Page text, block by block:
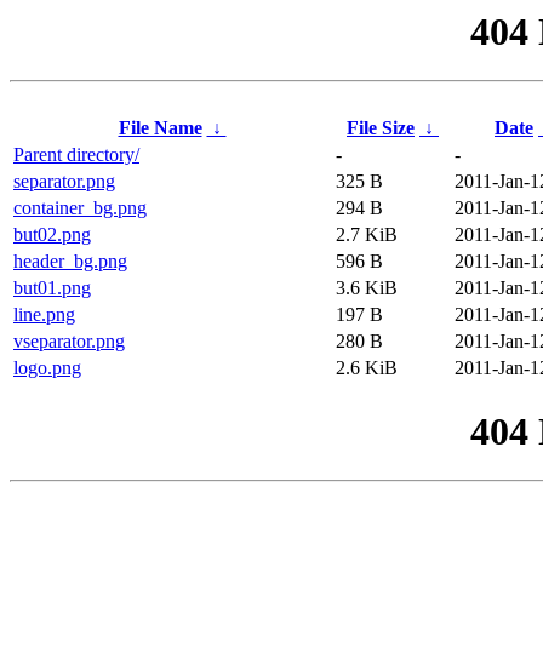
404
File Name ↓ File Size ↓ Date
Parent directory/
-
-
separator.png
325 B
2011-Jan-
container_bg.png
294 B
2011-Jan-
but02.png
2.7 KiB
2011-Jan-
header_bg.png
596 B
2011-Jan-
but01.png
3.6 KiB
2011-Jan-
line.png
197 B
2011-Jan-
vseparator.png
280 B
2011-Jan-
logo.png
2.6 KiB 2011-Jan-
404